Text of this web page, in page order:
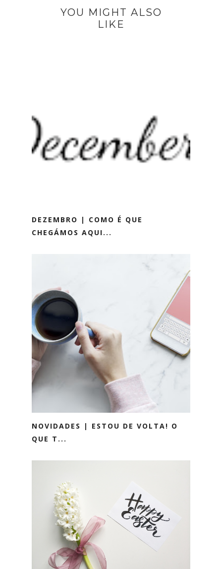
YOU MIGHT ALSO
LIKE
DEZEMBRO | COMO É QUE
CHEGÁMOS AQUI...
NOVIDADES | ESTOU DE VOLTA! O
QUE T...